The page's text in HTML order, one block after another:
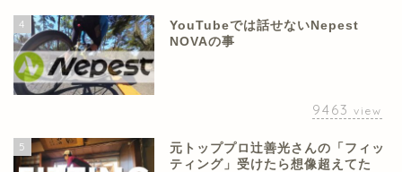
4
YouTubeでは話せないNepest
NOVAの事
9463 view
5
元トッププロ辻善光さんの「フィッ
ティング」受けたら想像超えてた